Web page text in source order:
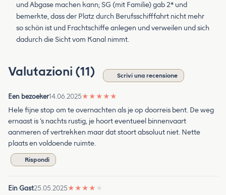
und Abgase machen kann; SG (mit Familie) gab 2* und
bemerkte, dass der Platz durch Berufsschifffahrt nicht mehr
so schön ist und Frachtschiffe anlegen und verweilen und sich
dadurch die Sicht vom Kanal nimmt.
Valutazioni (11) Scrivi una recensione
Een bezoeker14.06.2025★ ★ ★ ★ ★
Hele fijne stop om te overnachten als je op doorreis bent. De weg
ernaast is ‘s nachts rustig, je hoort eventueel binnenvaart
aanmeren of vertrekken maar dat stoort absoluut niet. Nette
plaats en voldoende ruimte.
Rispondi
Ein Gast25.05.2025★ ★ ★ ★ ★